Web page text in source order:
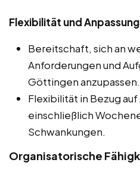
Flexibilität und
Bereitschaft, sich an
Anforderungen und
Göttingen anzupassen.
Flexibilität in Bezug
einschließlich
Schwankungen.
Organisatorische